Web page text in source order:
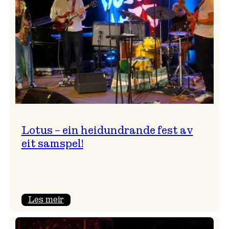
NTNU!
Lotus – ein heidundrande fest av
eit samspel!
Les meir:
–